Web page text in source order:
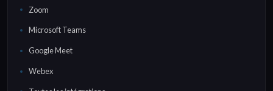
Zoom
Microsoft Teams
Google Meet
Webex